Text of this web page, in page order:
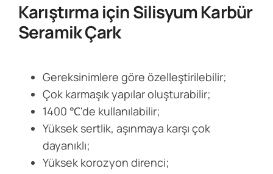
Karıştırma için Silisyum Karbür
Seramik Çark
Gereksinimlere göre özelleştirilebilir;
Çok karmaşık yapılar oluşturabilir;
1400 ℃'de kullanılabilir;
Yüksek sertlik, aşınmaya karşı çok
dayanıklı;
Yüksek korozyon direnci;